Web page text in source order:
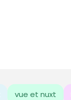
vue et nuxt